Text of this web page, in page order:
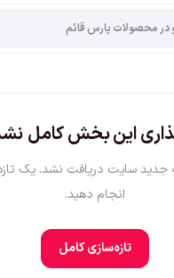
این بخش کامل
سایت دریافت نشد. یک
انجام دهید.
تازه‌سازی کامل